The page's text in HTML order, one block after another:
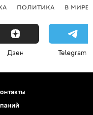
ПОЛИТИКА В МИРЕ
Дзен Telegram